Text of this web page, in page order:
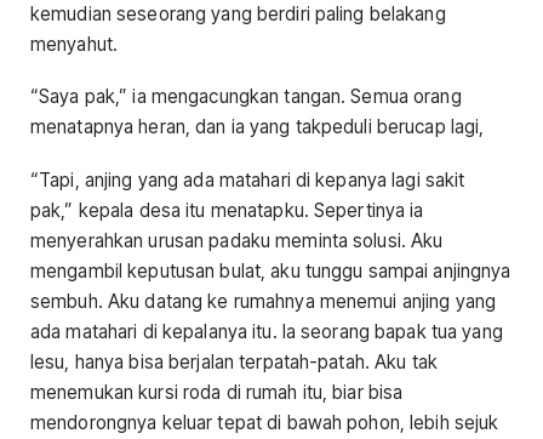
kemudian seseorang yang berdiri paling belakang
menyahut.
“Saya pak,” ia mengacungkan tangan. Semua orang
menatapnya heran, dan ia yang takpeduli berucap lagi,
“Tapi, anjing yang ada matahari di kepanya lagi sakit
pak,” kepala desa itu menatapku. Sepertinya ia
menyerahkan urusan padaku meminta solusi. Aku
mengambil keputusan bulat, aku tunggu sampai anjingnya
sembuh. Aku datang ke rumahnya menemui anjing yang
ada matahari di kepalanya itu. Ia seorang bapak tua yang
lesu, hanya bisa berjalan terpatah-patah. Aku tak
menemukan kursi roda di rumah itu, biar bisa
mendorongnya keluar tepat di bawah pohon, lebih sejuk